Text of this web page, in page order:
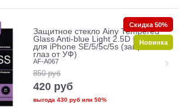
Защитное стекло Ainy Tempered
Glass Anti-blue Light 2.5D 0.33mm
для iPhone SE/5/5c/5s (защита
глаз от УФ)
AF-A067
850 руб
420 руб
выгода 430 рубили 50%
Скидка 50%
Новинка